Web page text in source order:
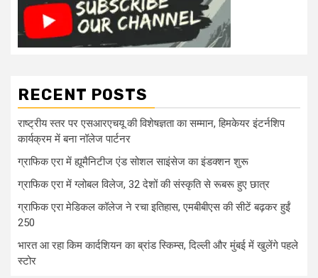
RECENT POSTS
राष्ट्रीय स्तर पर एसआरएचयू की विशेषज्ञता का सम्मान, हिमकेयर इंटर्नशिप
कार्यक्रम में बना नॉलेज पार्टनर
ग्राफिक एरा में ह्यूमैनिटीज एंड सोशल साइंसेज का इंडक्शन शुरू
ग्राफिक एरा में ग्लोबल विलेज, 32 देशों की संस्कृति से रूबरू हुए छात्र
ग्राफिक एरा मेडिकल कॉलेज ने रचा इतिहास, एमबीबीएस की सीटें बढ़कर हुईं
250
भारत आ रहा किम कार्दशियन का ब्रांड स्किम्स, दिल्ली और मुंबई में खुलेंगे पहले
स्टोर